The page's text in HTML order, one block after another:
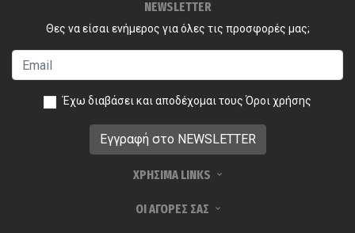
NEWSLETTER
Θες να είσαι ενήμερος για όλες τις προσφορές μας;
Έχω διαβάσει και αποδέχομαι τους Όροι χρήσης
ΧΡΗΣΙΜΑ LINKS
ΟΙ ΑΓΟΡΕΣ ΣΑΣ